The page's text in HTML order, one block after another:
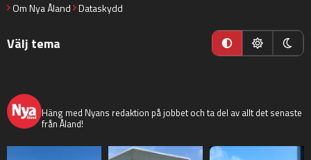
Om Nya Åland Dataskydd
Välj tema
Häng med Nyans redaktion på jobbet och ta del av allt det senaste
från Åland!